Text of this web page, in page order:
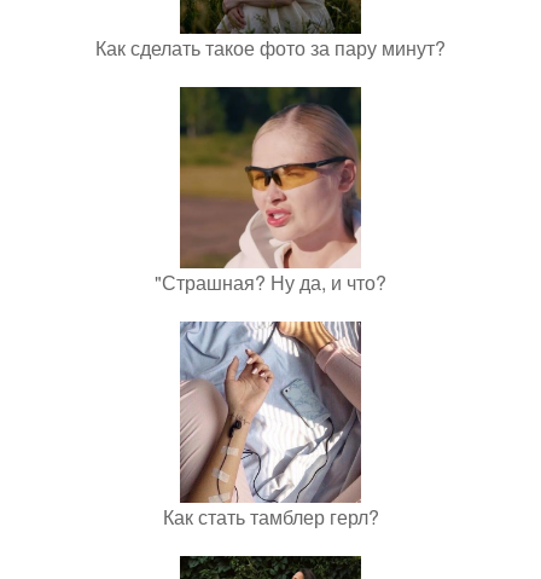
Как сделать такое фото за пару минут?
"Страшная? Ну да, и что?
Как стать тамблер герл?